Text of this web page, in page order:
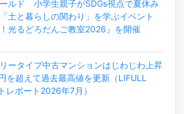
ルド 小学生親子がSDGs視点で夏休み
土と暮らしの関わり」を学ぶイベント
！光るどろだんご教室2026』を開催
ータイプ中古マンションはじわじわ上昇
を超えて過去最高値を更新（LIFULL
レポート2026年7月）